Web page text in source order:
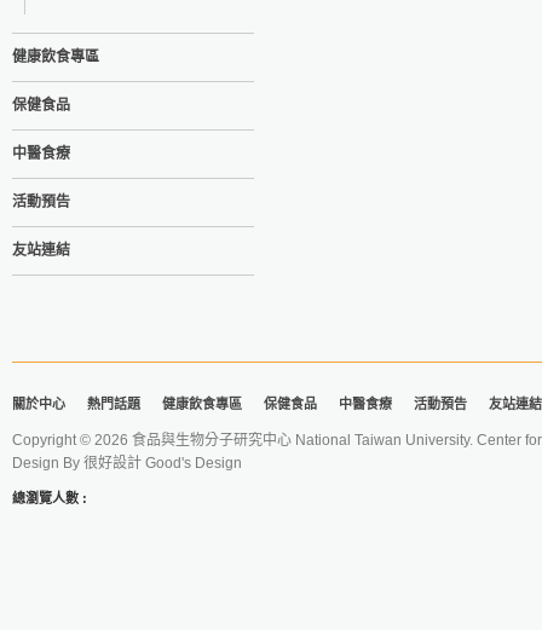
健康飲食專區
保健食品
中醫食療
活動預告
友站連結
關於中心 熱門話題 健康飲食專區 保健食品 中醫食療 活動預告 友站連結
Copyright © 2026 食品與生物分子研究中心 National Taiwan University. Center
Design By 很好設計 Good's Design
總瀏覽人數 :